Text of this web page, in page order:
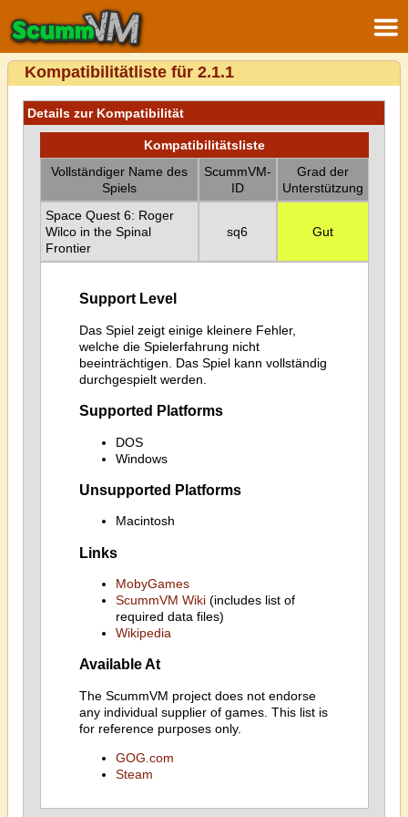
Kompatibilitätliste für 2.1.1
Details zur Kompatibilität
Kompatibilitätsliste
Vollständiger Name des
Spiels
ScummVM-
ID
Grad der
Unterstützung
Space Quest 6: Roger
Wilco in the Spinal
Frontier
sq6 Gut
Support Level
Das Spiel zeigt einige kleinere Fehler,
welche die Spielerfahrung nicht
beeinträchtigen. Das Spiel kann vollständig
durchgespielt werden.
Supported Platforms
DOS
Windows
Unsupported Platforms
Macintosh
Links
MobyGames
ScummVM Wiki(includes list of
required data files)
Wikipedia
Available At
The ScummVM project does not endorse
any individual supplier of games. This list is
for reference purposes only.
GOG.com
Steam